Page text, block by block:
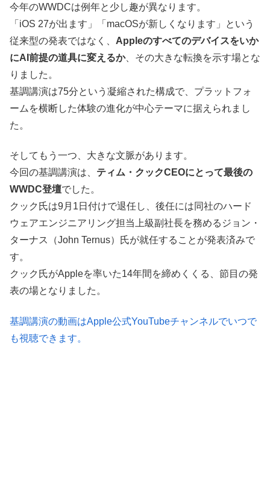
今年のWWDCは例年と少し趣が異なります。
「iOS 27が出ます」「macOSが新しくなります」という
従来型の発表ではなく、 Appleのすべてのデバイスをいか
にAI前提の道具に変えるか、その大きな転換を示す場とな
りました。
基調講演は75分という凝縮された構成で、プラットフォ
ームを横断した体験の進化が中心テーマに据えられまし
た。
そしてもう一つ、大きな文脈があります。
今回の基調講演は、 ティム・クックCEOにとって最後の
WWDC登壇でした。
クック氏は9月1日付けで退任し、後任には同社のハード
ウェアエンジニアリング担当上級副社長を務めるジョン・
ターナス（John Ternus）氏が就任することが発表済みで
す。
クック氏がAppleを率いた14年間を締めくくる、節目の発
表の場となりました。
基調講演の動画はApple公式YouTubeチャンネルでいつで
も視聴できます。